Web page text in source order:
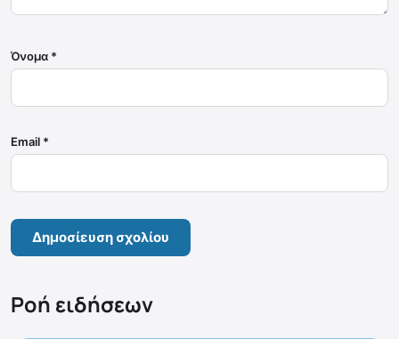
Όνομα *
Email *
Ροή ειδήσεων